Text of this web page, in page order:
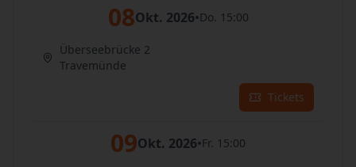
08Okt. 2026•Do. 15:00
Überseebrücke 2
Travemünde
Tickets
09Okt. 2026•Fr. 15:00